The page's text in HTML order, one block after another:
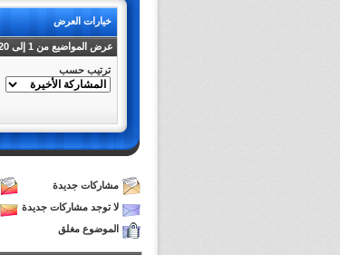
خيارات العرض
عرض المواضيع من 1 إلى 20 من 42
ترتيب حسب
مشاركات جديدة
لا توجد مشاركات جديدة
الموضوع مغلق